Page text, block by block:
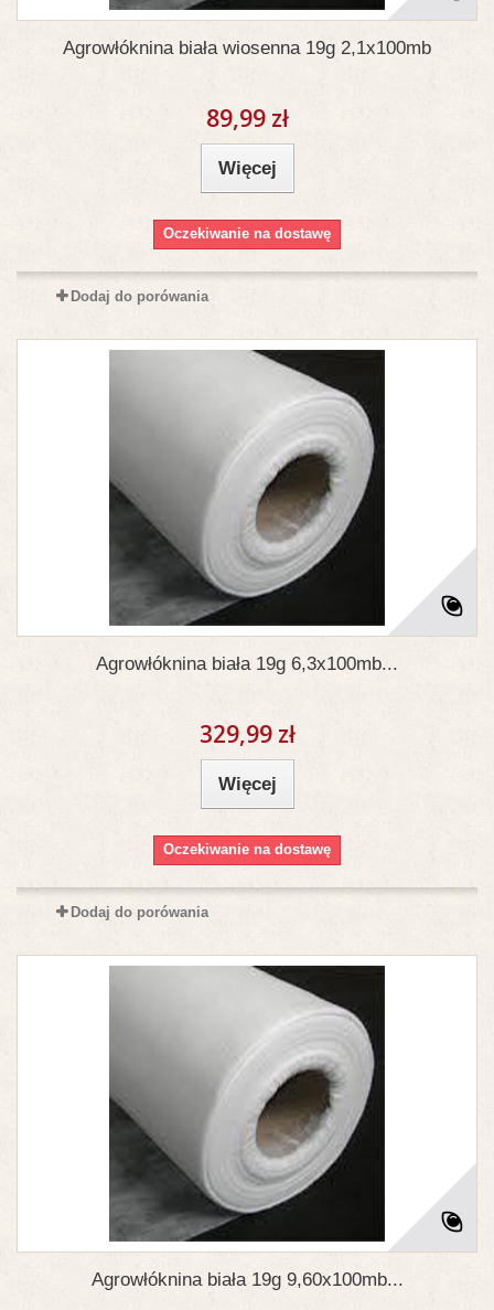
Agrowłóknina biała wiosenna 19g 2,1x100mb
89,99 zł
Więcej
Oczekiwanie na dostawę
Dodaj do porówania
Agrowłóknina biała 19g 6,3x100mb...
329,99 zł
Więcej
Oczekiwanie na dostawę
Dodaj do porówania
Agrowłóknina biała 19g 9,60x100mb...